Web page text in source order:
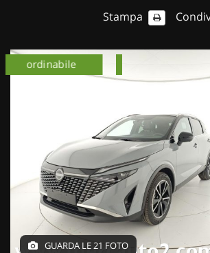
NOLEGGIO AUTO
NOLEGGIO BREVE TERMINE
CONTATTI
Stampa
km 0
GUARDA LE 21 FOTO